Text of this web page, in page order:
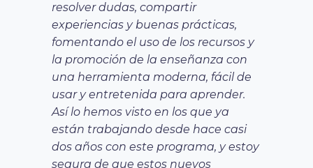
resolver dudas, compartir
experiencias y buenas prácticas,
fomentando el uso de los recursos y
la promoción de la enseñanza con
una herramienta moderna, fácil de
usar y entretenida para aprender.
Así lo hemos visto en los que ya
están trabajando desde hace casi
dos años con este programa, y estoy
segura de que estos nuevos